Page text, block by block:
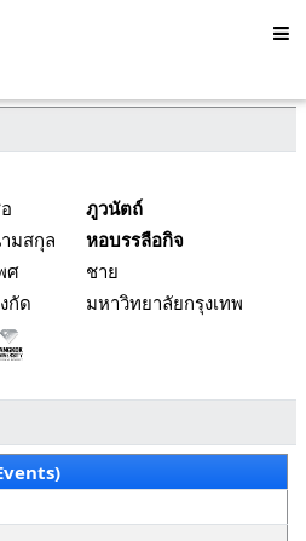
ภูวนัตถ์
มสกุล
หอบรรลือกิจ
ศ
ชาย
กัด
มหาวิทยาลัยกรุงเทพ